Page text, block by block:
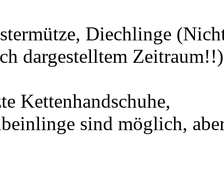
Diechlinge
dargestelltem Zeitraum!!)
Kettenhandschuhe,
sind möglich,